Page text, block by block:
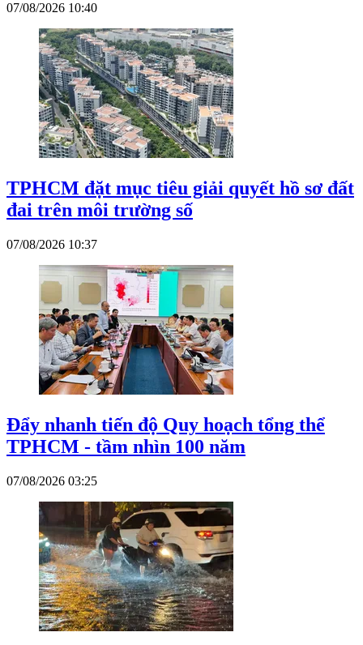
07/08/2026 10:40
TPHCM đặt mục tiêu giải quyết hồ sơ đất
đai trên môi trường số
07/08/2026 10:37
Đẩy nhanh tiến độ Quy hoạch tổng thể
TPHCM - tầm nhìn 100 năm
07/08/2026 03:25